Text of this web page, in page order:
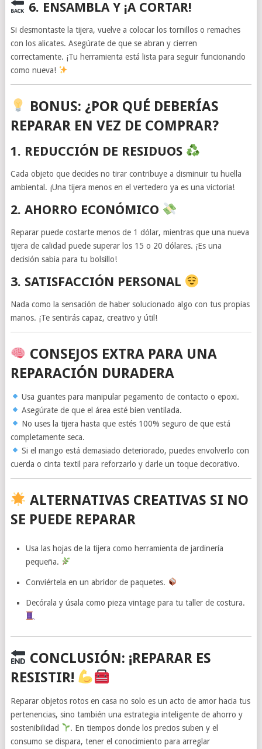
6. ENSAMBLA Y ¡A CORTAR!
Si desmontaste la tijera, vuelve a colocar los tornillos o remaches
con los alicates. Asegúrate de que se abran y cierren
correctamente. ¡Tu herramienta está lista para seguir funcionando
como nueva!
BONUS: ¿POR QUÉ DEBERÍAS
REPARAR EN VEZ DE COMPRAR?
1. REDUCCIÓN DE RESIDUOS
Cada objeto que decides no tirar contribuye a disminuir tu huella
ambiental. ¡Una tijera menos en el vertedero ya es una victoria!
2. AHORRO ECONÓMICO
Reparar puede costarte menos de 1 dólar, mientras que una nueva
tijera de calidad puede superar los 15 o 20 dólares. ¡Es una
decisión sabia para tu bolsillo!
3. SATISFACCIÓN PERSONAL
Nada como la sensación de haber solucionado algo con tus propias
manos. ¡Te sentirás capaz, creativo y útil!
CONSEJOS EXTRA PARA UNA
REPARACIÓN DURADERA
Usa guantes para manipular pegamento de contacto o epoxi.
Asegúrate de que el área esté bien ventilada.
No uses la tijera hasta que estés 100% seguro de que está
completamente seca.
Si el mango está demasiado deteriorado, puedes envolverlo con
cuerda o cinta textil para reforzarlo y darle un toque decorativo.
ALTERNATIVAS CREATIVAS SI NO
SE PUEDE REPARAR
Usa las hojas de la tijera como herramienta de jardinería
pequeña.
Conviértela en un abridor de paquetes.
Decórala y úsala como pieza vintage para tu taller de costura.
CONCLUSIÓN: ¡REPARAR ES
RESISTIR!
Reparar objetos rotos en casa no solo es un acto de amor hacia tus
pertenencias, sino también una estrategia inteligente de ahorro y
sostenibilidad
. En tiempos donde los precios suben y el
consumo se dispara, tener el conocimiento para arreglar